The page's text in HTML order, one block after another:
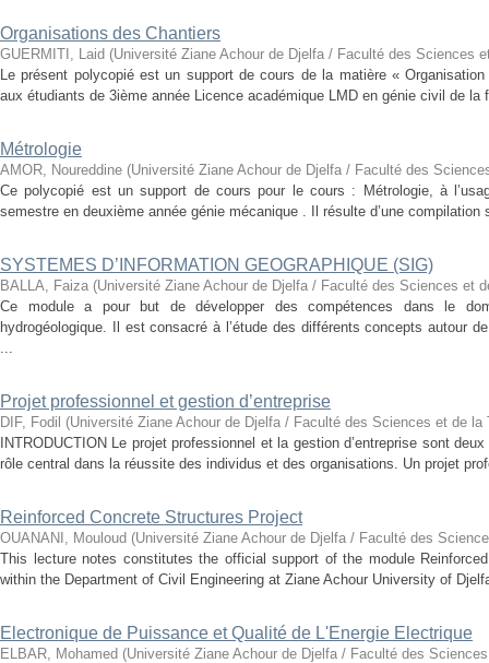
Organisations des Chantiers
GUERMITI, Laid (Université Ziane Achour de Djelfa / Faculté des Sciences
Le présent polycopié est un support de cours de la matière «
aux étudiants de 3ième année Licence académique LMD en génie civil de
Métrologie
AMOR, Noureddine (Université Ziane Achour de Djelfa / Faculté des
Ce polycopié est un support de cours pour le cours : Métrologie, à
semestre en deuxième année génie mécanique . Il résulte d’une
SYSTEMES D’INFORMATION GEOGRAPHIQUE (SIG)
BALLA, Faiza (Université Ziane Achour de Djelfa / Faculté des Sciences et
Ce module a pour but de développer des compétences dans le
hydrogéologique. Il est consacré à l’étude des différents concepts autour
...
Projet professionnel et gestion d’entreprise
DIF, Fodil (Université Ziane Achour de Djelfa / Faculté des Sciences et de la
INTRODUCTION Le projet professionnel et la gestion d’entreprise sont
rôle central dans la réussite des individus et des organisations. Un projet
Reinforced Concrete Structures Project
OUANANI, Mouloud (Université Ziane Achour de Djelfa / Faculté des
This lecture notes constitutes the official support of the module
within the Department of Civil Engineering at Ziane Achour University of
Electronique de Puissance et Qualité de L'Energie Electrique
ELBAR, Mohamed (Université Ziane Achour de Djelfa / Faculté des